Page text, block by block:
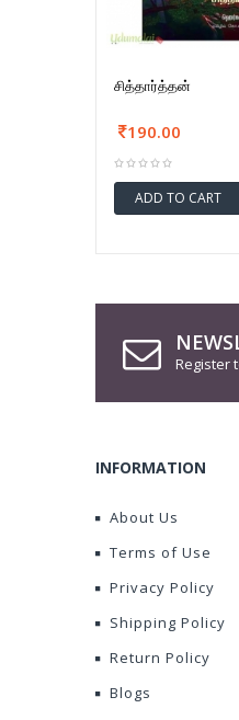
சித்தார்த்தன்
190.00
ADD TO CART
Register
INFORMATION
About Us
Terms of Use
Privacy Policy
Shipping Policy
Return Policy
Blogs